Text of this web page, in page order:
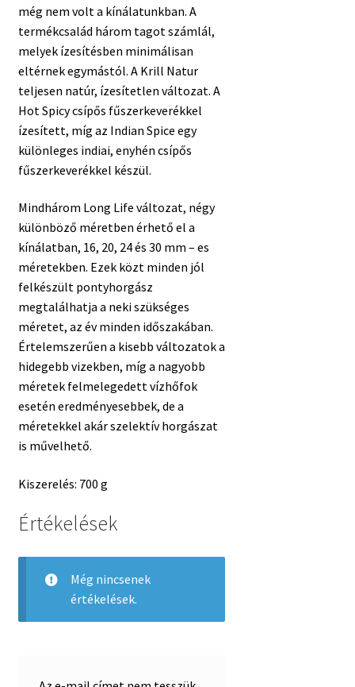
még nem volt a kínálatunkban. A
termékcsalád három tagot számlál,
melyek ízesítésben minimálisan
eltérnek egymástól. A Krill Natur
teljesen natúr, ízesítetlen változat. A
Hot Spicy csípős fűszerkeverékkel
ízesített, míg az Indian Spice egy
különleges indiai, enyhén csípős
fűszerkeverékkel készül.
Mindhárom Long Life változat, négy
különböző méretben érhető el a
kínálatban, 16, 20, 24 és 30 mm – es
méretekben. Ezek közt minden jól
felkészült pontyhorgász
megtalálhatja a neki szükséges
méretet, az év minden időszakában.
Értelemszerűen a kisebb változatok a
hidegebb vizekben, míg a nagyobb
méretek felmelegedett vízhőfok
esetén eredményesebbek, de a
méretekkel akár szelektív horgászat
is művelhető.
Kiszerelés: 700 g
Értékelések
Még nincsenek
értékelések.